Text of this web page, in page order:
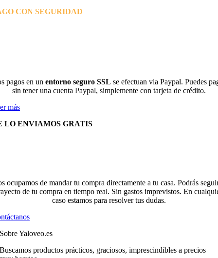
CON SEGURIDAD
pagos en un entorno seguro SSL se efectuan via Paypal. Puedes
sin tener una cuenta Paypal, simplemente con tarjeta de crédito.
más
LO ENVIAMOS GRATIS
ocupamos de mandar tu compra directamente a tu casa. Podrás
de tu compra en tiempo real. Sin gastos imprevistos. En
caso estamos para resolver tus dudas.
Sobre Yaloveo.es
Buscamos productos prácticos, graciosos, imprescindibles a precios